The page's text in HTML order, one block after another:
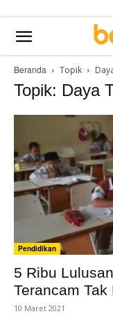
Beranda Topik
Topik: Daya
Pendidikan
5 Ribu
Terancam Tak
10 Maret 2021